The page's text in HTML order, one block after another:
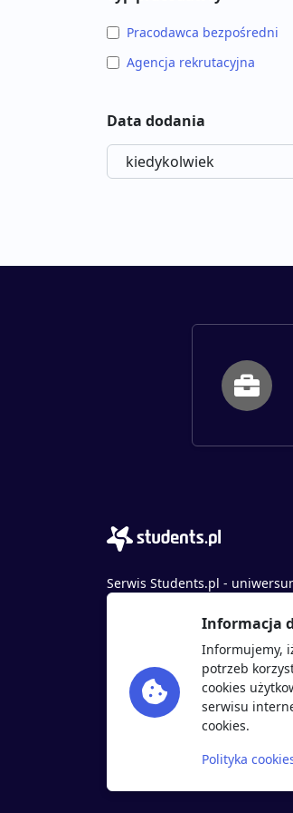
Pracodawca bezpośredni
Agencja rekrutacyjna
Data dodania
Serwis Students.pl -
© 2026 - Wszelkie prawa
ul. Sybiraków 54, 37-700
+48 518 637 436
NIP: 9452235137
Informacja
Informujemy,
potrzeb
cookies
serwisu
cookies.
Polityka